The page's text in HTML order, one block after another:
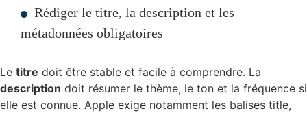
Rédiger le titre, la description et les
métadonnées obligatoires
Le titre doit être stable et facile à comprendre. La
description doit résumer le thème, le ton et la fréquence si
elle est connue. Apple exige notamment les balises title,